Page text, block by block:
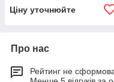
Ціну уточнюйте
Про нас
Рейтинг не